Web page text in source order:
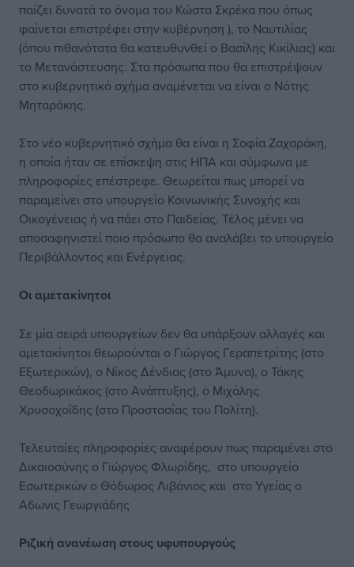
παίζει δυνατά το όνομα του Κώστα Σκρέκα που όπως
φαίνεται επιστρέφει στην κυβέρνηση ), το Ναυτιλίας
(όπου πιθανότατα θα κατευθυνθεί ο Βασίλης Κικίλιας) και
το Μετανάστευσης. Στα πρόσωπα που θα επιστρέψουν
στο κυβερνητικό σχήμα αναμένεται να είναι ο Νότης
Μηταράκης.
Στο νέο κυβερνητικό σχήμα θα είναι η Σοφία Ζαχαράκη,
η οποία ήταν σε επίσκεψη στις ΗΠΑ και σύμφωνα με
πληροφορίες επέστρεφε. Θεωρείται πως μπορεί να
παραμείνει στο υπουργείο Κοινωνικής Συνοχής και
Οικογένειας ή να πάει στο Παιδείας. Τέλος μένει να
αποσαφηνιστεί ποιο πρόσωπο θα αναλάβει το υπουργείο
Περιβάλλοντος και Ενέργειας.
Οι αμετακίνητοι
Σε μία σειρά υπουργείων δεν θα υπάρξουν αλλαγές και
αμετακίνητοι θεωρούνται ο Γιώργος Γεραπετρίτης (στο
Εξωτερικών), ο Νίκος Δένδιας (στο Άμυνα), ο Τάκης
Θεοδωρικάκος (στο Ανάπτυξης), ο Μιχάλης
Χρυσοχοΐδης (στο Προστασίας του Πολίτη).
Τελευταίες πληροφορίες αναφέρουν πως παραμένει στο
Δικαιοσύνης ο Γιώργος Φλωρίδης, στο υπουργείο
Εσωτερικών ο Θόδωρος Λιβάνιος και στο Υγείας ο
Αδωνις Γεωργιάδης
Ριζική ανανέωση στους υφυπουργούς